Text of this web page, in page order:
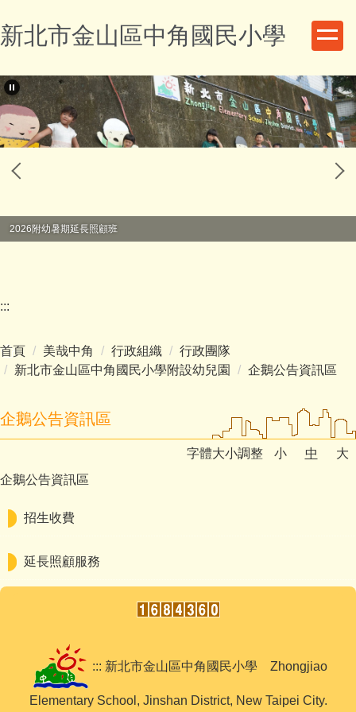
到
主
內
容
區
新北市金山區中角國民小學
2026附幼暑期延長照顧班
:::
首頁 美哉中角 行政組織
行政團隊
新北市金山區中角國民小學附設幼兒園
企鵝公告資訊區
企鵝公告資訊區
字體大小調整 小 中
大
企鵝公告資訊區
招生收費
延長照顧服務
::: 新北市金山區中角國民小學 Zhongjiao
Elementary School, Jinshan District, New Taipei City.